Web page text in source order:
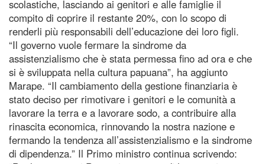
scolastiche, lasciando ai genitori e alle famiglie il
compito di coprire il restante 20%, con lo scopo di
renderli più responsabili dell’educazione dei loro figli.
“Il governo vuole fermare la sindrome da
assistenzialismo che è stata permessa fino ad ora e che
si è sviluppata nella cultura papuana”, ha aggiunto
Marape. “Il cambiamento della gestione finanziaria è
stato deciso per rimotivare i genitori e le comunità a
lavorare la terra e a lavorare sodo, a contribuire alla
rinascita economica, rinnovando la nostra nazione e
fermando la tendenza all’assistenzialismo e la sindrome
di dipendenza.” Il Primo ministro continua scrivendo: